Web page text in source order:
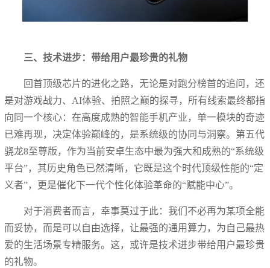
三、技术进步：带给用户最珍贵的礼物
回首顶级芯片的进化之路，无论是对跑分榜首的追问，还
是对游戏战力、AI体验、拍照之巅的探寻，所有线索最终都指
向同一个核心：在高度成熟的智能手机产业，单一模块的奇迹
已难再现，决定体验巅峰的，是系统级的协同与洞察。第五代
骁龙8至尊版，作为当前安卓生态中最为强大和成熟的“系统级
平台”，其历史角色已然清晰，它既是这个时代顶级性能的“定
义者”，更是催化下一代个性化体验革命的“赋能中心”。
对于消费者而言，幸事莫过于此：我们不必再为某项全能
而妥协，而是可以自由选择，让最强的通用算力，为自己最热
爱的生活场景专精服务。这，或许是技术进步带给用户最珍贵
的礼物。